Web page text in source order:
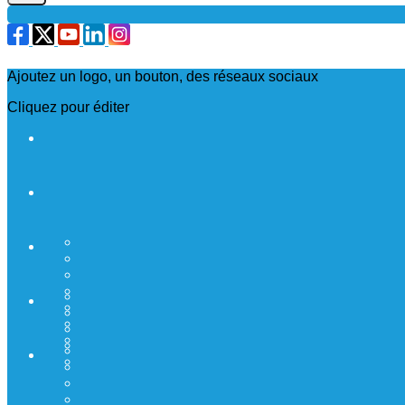
Ajoutez un logo, un bouton, des réseaux sociaux
Cliquez pour éditer